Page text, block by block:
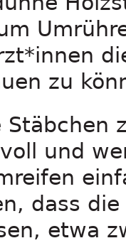
zu
und
dass
etwa